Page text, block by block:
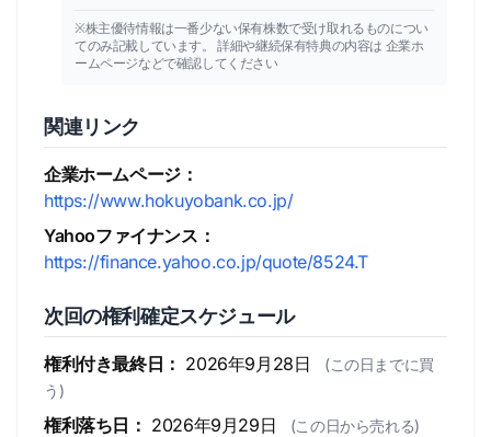
※株主優待情報は一番少ない保有株数で受け取れるものについ
てのみ記載しています。 詳細や継続保有特典の内容は 企業ホ
ームページなどで確認してください
関連リンク
企業ホームページ：
https://www.hokuyobank.co.jp/
Yahooファイナンス：
https://finance.yahoo.co.jp/quote/8524.T
次回の権利確定スケジュール
権利付き最終日： 2026年9月28日
(この日までに買
う)
権利落ち日： 2026年9月29日 (この日から売れる)